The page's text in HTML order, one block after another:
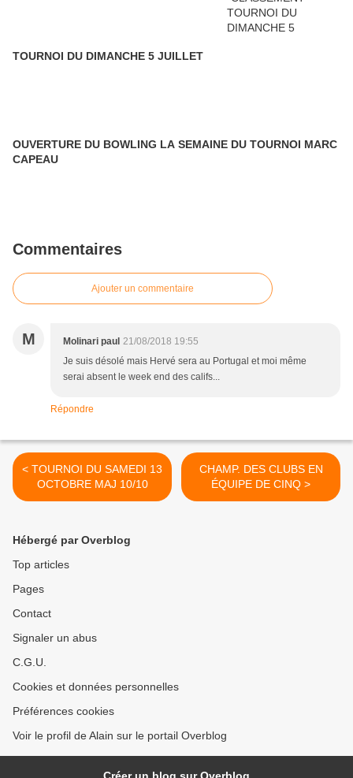
TOURNOI DU DIMANCHE 5 JUILLET
OUVERTURE DU BOWLING LA SEMAINE DU TOURNOI MARC
CAPEAU
Commentaires
Ajouter un commentaire
M Molinari paul 21/08/2018 19:55
Je suis désolé mais Hervé sera au Portugal et moi même
serai absent le week end des califs...
Répondre
< TOURNOI DU SAMEDI 13
OCTOBRE MAJ 10/10
CHAMP. DES CLUBS EN
ÉQUIPE DE CINQ >
Hébergé par Overblog
Top articles
Pages
Contact
Signaler un abus
C.G.U.
Cookies et données personnelles
Préférences cookies
Voir le profil de Alain sur le portail Overblog